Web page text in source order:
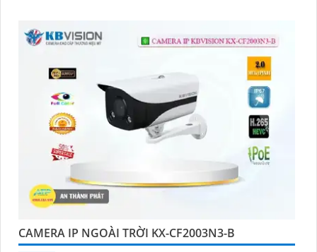
CAMERA IP NGOÀI TRỜI KX-CF2003N3-B